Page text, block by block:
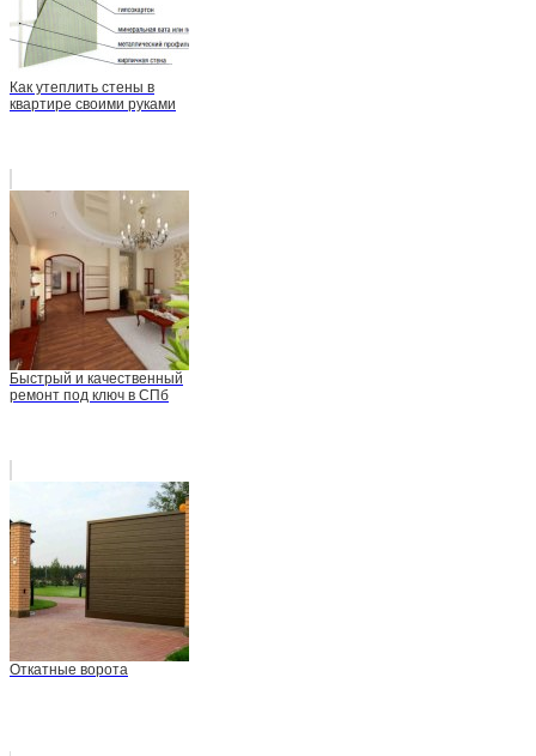
Как утеплить стены в
квартире своими руками
Быстрый и качественный
ремонт под ключ в СПб
Откатные ворота